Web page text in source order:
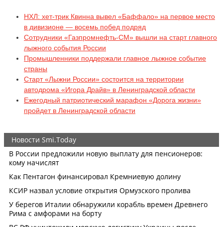
НХЛ: хет-трик Квинна вывел «Баффало» на первое место
в дивизионе — восемь побед подряд
Сотрудники «Газпромнефть-СМ» вышли на старт главного
лыжного события России
Промышленники поддержали главное лыжное событие
страны
Старт «Лыжни России» состоится на территории
автодрома «Игора Драйв» в Ленинградской области
Ежегодный патриотический марафон «Дорога жизни»
пройдет в Ленинградской области